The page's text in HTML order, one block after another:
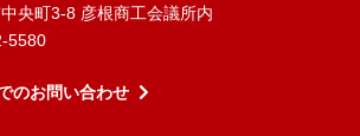
央町3-8 彦根商工会議所内
5580
のお問い合わせ